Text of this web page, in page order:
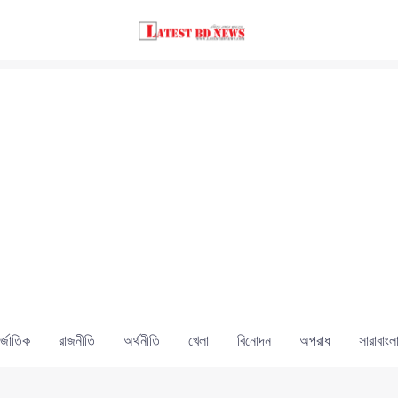
রাজনীতি অর্থনীতি খেলা বিনোদন অপরাধ সারাবাংলা